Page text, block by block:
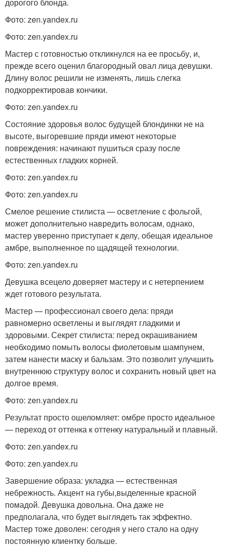
Фото: zen.yandex.ru
Фото: zen.yandex.ru
Мастер с готовностью откликнулся на ее просьбу, и,
прежде всего оценил благородный овал лица девушки.
Длину волос решили не изменять, лишь слегка
подкорректировав кончики.
Фото: zen.yandex.ru
Состояние здоровья волос будущей блондинки не на
высоте, выгоревшие пряди имеют некоторые
повреждения: начинают пушиться сразу после
естественных гладких корней.
Фото: zen.yandex.ru
Фото: zen.yandex.ru
Смелое решение стилиста — осветление с фольгой,
может дополнительно навредить волосам, однако,
мастер уверенно приступает к делу, обещая идеальное
амбре, выполненное по щадящей технологии.
Фото: zen.yandex.ru
Девушка всецело доверяет мастеру и с нетерпением
ждет готового результата.
Мастер — профессионал своего дела: пряди
равномерно осветлены и выглядят гладкими и
здоровыми. Секрет стилиста: перед окрашиванием
необходимо помыть волосы фиолетовым шампунем,
затем нанести маску и бальзам. Это позволит улучшить
внутреннюю структуру волос и сохранить новый цвет на
долгое время.
Фото: zen.yandex.ru
Результат просто ошеломляет: омбре просто идеальное
— переход от оттенка к оттенку натуральный и плавный.
Фото: zen.yandex.ru
Фото: zen.yandex.ru
Завершение образа: укладка — естественная
небрежность. Акцент на губы,выделенные красной
помадой. Девушка довольна. Она даже не
предполагала, что будет выглядеть так эффектно.
Мастер тоже доволен: сегодня у него стало на одну
постоянную клиентку больше.